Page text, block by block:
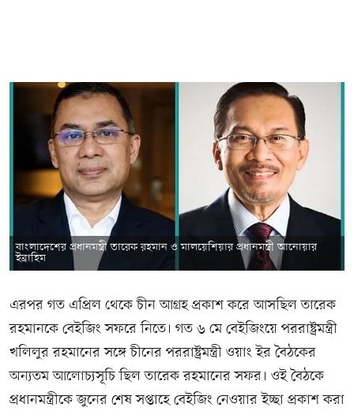
বাংলাদেশের প্রধানমন্ত্রী তারেক রহমান ও মালয়েশিয়ার প্রধানমন্ত্রী আনোয়ার
ইব্রাহিম
এরপর গত এপ্রিল থেকে চীন আগ্রহ প্রকাশ করে আসছিল তারেক
রহমানকে বেইজিং সফরে নিতে। গত ৬ মে বেইজিংয়ে পররাষ্ট্রমন্ত্রী
খলিলুর রহমানের সঙ্গে চীনের পররাষ্ট্রমন্ত্রী ওয়াং ইর বৈঠকের
অন্যতম আলোচ্যসূচি ছিল তারেক রহমানের সফর। ওই বৈঠকে
প্রধানমন্ত্রীকে জুনের শেষ সপ্তাহে বেইজিং নেওয়ার ইচ্ছা প্রকাশ করা